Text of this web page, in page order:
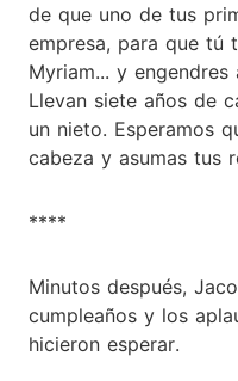
de que uno de tus
empresa, para que tú
Myriam... y
Llevan siete años de
un nieto. Esperamos
cabeza y asumas tus
****
Minutos después,
cumpleaños y los
hicieron esperar.